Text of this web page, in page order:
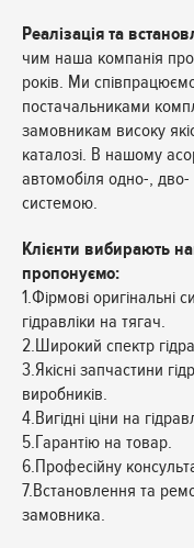
Реалізація та
чим наша компанія
років. Ми
постачальниками
замовникам високу
каталозі. В нашому
автомобіля одно-,
системою.
Клієнти вибирають
пропонуємо:
1.Фірмові оригінальні
гідравліки на тягач.
2.Широкий спектр
3.Якісні запчастини
виробників.
4.Вигідні ціни на
5.Гарантію на товар.
6.Професійну
7.Встановлення та
замовника.